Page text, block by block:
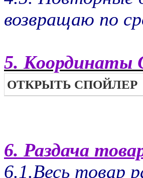
возвращаю по
5. Координаты
ОТКРЫТЬ СПОЙЛЕР
6. Раздача
6.1.Весь товар